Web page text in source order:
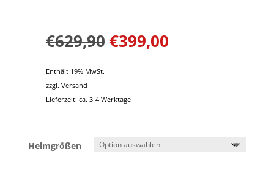
€629,90 €399,00
Enthält 19% MwSt.
zzgl. Versand
Lieferzeit: ca. 3-4 Werktage
Helmgrößen